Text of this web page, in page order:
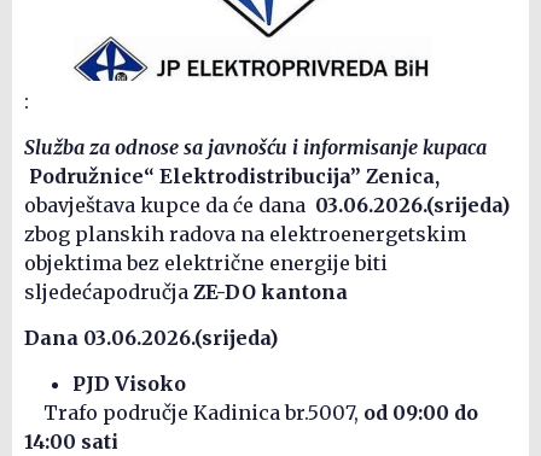
:
Služba za odnose sa javnošću i informisanje kupaca
Podružnice“ Elektrodistribucija” Zenica,
obavještava kupce da će dana 03.06.2026.(srijeda)
zbog planskih radova na elektroenergetskim
objektima bez električne energije biti
sljedećapodručja ZE-DO kantona
Dana 03.06.2026.(srijeda)
PJD Visoko
Trafo područje Kadinica br.5007, od 09:00 do
14:00 sati